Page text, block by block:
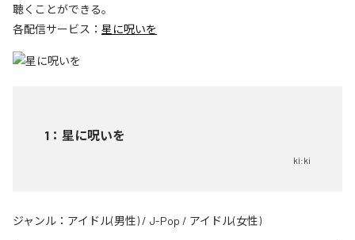
聴くことができる。
各配信サービス： 星に呪いを
1 ： 星に呪いを
ki:ki
ジャンル： アイドル(男性) / J-Pop / アイドル(女性)